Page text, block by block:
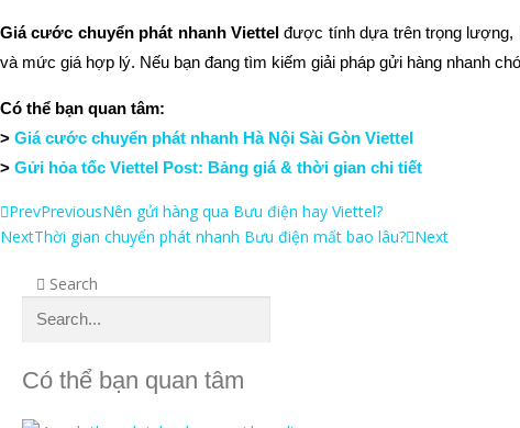
Giá cước chuyển phát nhanh Viettelđược tính dựa trên trọng lượng,
và mức giá hợp lý. Nếu bạn đang tìm kiếm giải pháp gửi hàng nhanh
Có thể bạn quan tâm:
> Giá cước chuyển phát nhanh Hà Nội Sài Gòn Viettel
> Gửi hỏa tốc Viettel Post: Bảng giá & thời gian chi tiết
PrevPreviousNên gửi hàng qua Bưu điện hay Viettel?
NextThời gian chuyển phát nhanh Bưu điện mất bao lâu? Next
Search
Có thể bạn quan tâm